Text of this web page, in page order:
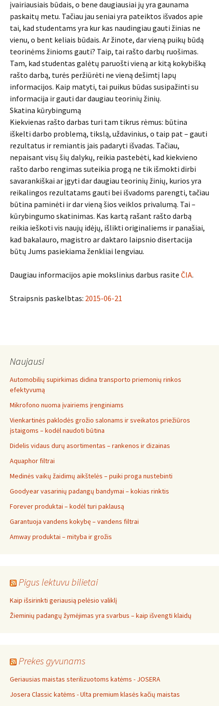
įvairiausiais būdais, o bene daugiausiai jų yra gaunama
paskaitų metu. Tačiau jau seniai yra pateiktos išvados apie
tai, kad studentams yra kur kas naudingiau gauti žinias ne
vienu, o bent keliais būdais. Ar žinote, dar vieną puikų būdą
teorinėms žinioms gauti? Taip, tai rašto darbų ruošimas.
Tam, kad studentas galėtų paruošti vieną ar kitą kokybišką
rašto darbą, turės peržiūrėti ne vieną dešimtį lapų
informacijos. Kaip matyti, tai puikus būdas susipažinti su
informacija ir gauti dar daugiau teorinių žinių.
Skatina kūrybingumą
Kiekvienas rašto darbas turi tam tikrus rėmus: būtina
iškelti darbo problemą, tikslą, uždavinius, o taip pat – gauti
rezultatus ir remiantis jais padaryti išvadas. Tačiau,
nepaisant visų šių dalykų, reikia pastebėti, kad kiekvieno
rašto darbo rengimas suteikia progą ne tik išmokti dirbi
savarankiškai ar įgyti dar daugiau teorinių žinių, kurios yra
reikalingos rezultatams gauti bei išvadoms parengti, tačiau
būtina paminėti ir dar vieną šios veiklos privalumą. Tai –
kūrybingumo skatinimas. Kas kartą rašant rašto darbą
reikia ieškoti vis naujų idėjų, išlikti originaliems ir panašiai,
kad bakalauro, magistro ar daktaro laipsnio disertacija
būtų Jums pasiekiama ženkliai lengviau.
Daugiau informacijos apie mokslinius darbus rasite ČIA.
Straipsnis paskelbtas: 2015-06-21
Naujausi
Automobilių supirkimas didina transporto priemonių rinkos
efektyvumą
Mikrofono nuoma įvairiems įrenginiams
Vienkartinės paklodės grožio salonams ir sveikatos priežiūros
įstaigoms – kodėl naudoti būtina
Didelis vidaus durų asortimentas – rankenos ir dizainas
Aquaphor filtrai
Medinės vaikų žaidimų aikštelės – puiki proga nustebinti
Goodyear vasarinių padangų bandymai – kokias rinktis
Forever produktai – kodėl turi paklausą
Garantuoja vandens kokybę – vandens filtrai
Amway produktai – mityba ir grožis
Pigus lektuvu bilietai
Kaip išsirinkti geriausią pelėsio valiklį
Žieminių padangų žymėjimas yra svarbus – kaip išvengti klaidų
Prekes gyvunams
Geriausias maistas sterilizuotoms katėms - JOSERA
Josera Classic katėms - Ulta premium klasės kačių maistas